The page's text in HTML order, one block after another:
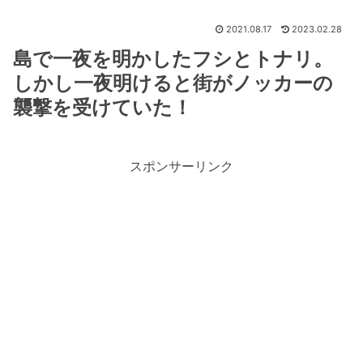
2021.08.17 2023.02.28
島で一夜を明かしたフシとトナリ。
しかし一夜明けると街がノッカーの
襲撃を受けていた！
スポンサーリンク